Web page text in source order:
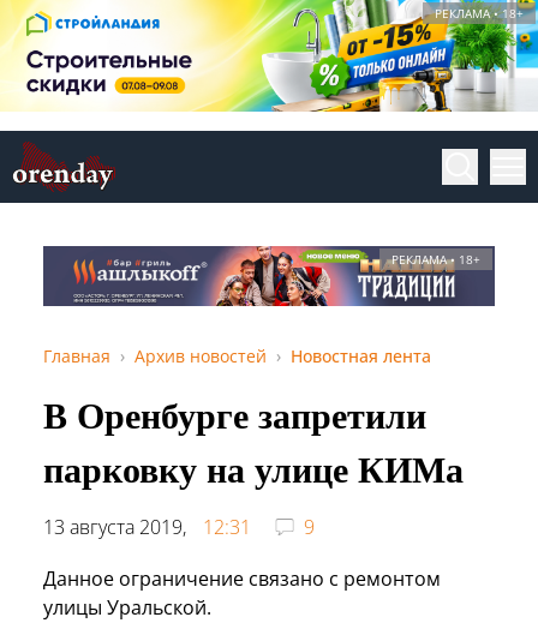
РЕКЛАМА • 18+
РЕКЛАМА • 18+
Главная Архив новостей Новостная лента
В Оренбурге запретили
парковку на улице КИМа
13 августа 2019, 12:31
9
Данное ограничение связано с ремонтом
улицы Уральской.